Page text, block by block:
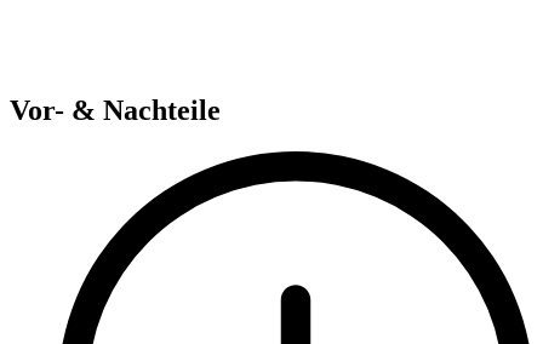
Vor- & Nachteile